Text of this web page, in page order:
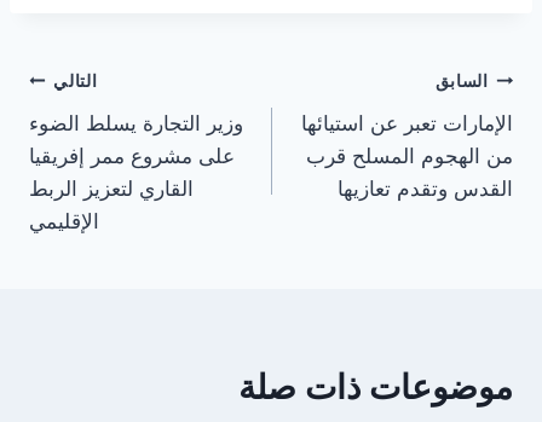
تصفّح
المقالات
السابق
الإمارات تعبر عن استيائها
من الهجوم المسلح قرب
القدس وتقدم تعازيها
التالي
وزير التجارة يسلط الضوء
على مشروع ممر إفريقيا
القاري لتعزيز الربط
الإقليمي
موضوعات ذات صلة